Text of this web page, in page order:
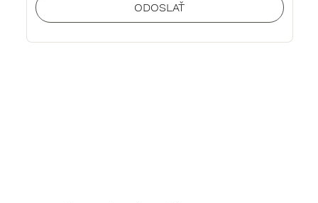
ODOSLAŤ